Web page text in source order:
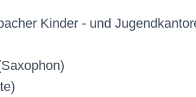
Kinder - und